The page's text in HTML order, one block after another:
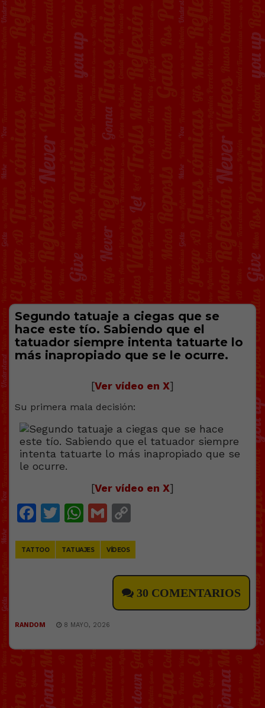
Segundo tatuaje a ciegas que se
hace este tío. Sabiendo que el
tatuador siempre intenta tatuarte lo
más inapropiado que se le ocurre.
[Ver vídeo en X]
Su primera mala decisión:
[Ver vídeo en X]
Facebook
Twitter
WhatsApp
Gmail
TATTOO TATUAJES VÍDEOS
30 COMENTARIOS
RANDOM 8 MAYO, 2026